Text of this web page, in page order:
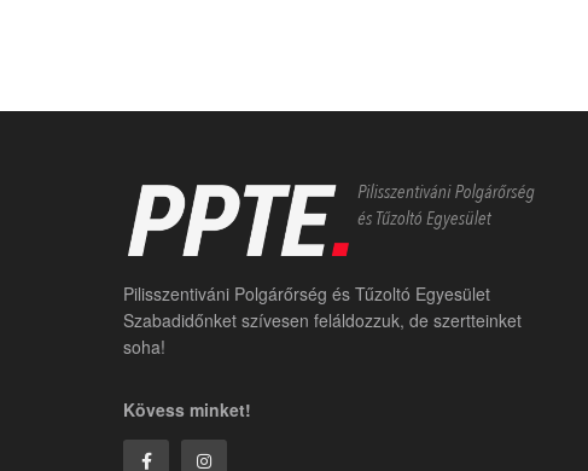
Pilisszentiváni Polgárőrség és Tűzoltó Egyesület
Szabadidőnket szívesen feláldozzuk, de szertteinket
soha!
Kövess minket!